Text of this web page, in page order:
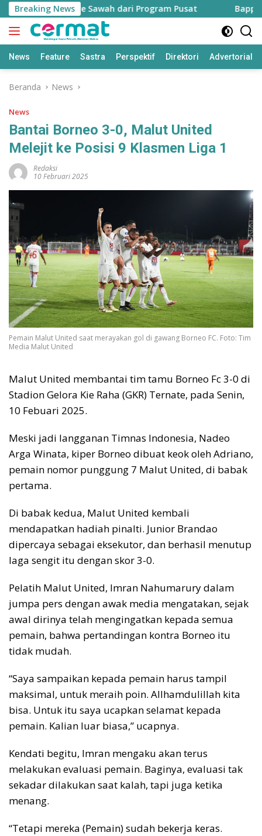
Langsung
ke
konten
Breaking News
Hektare Sawah dari Program Pusat
News Feature Sastra Perspektif Direktori Advertorial
Beranda News
News
Bantai Borneo 3-0, Malut United
Melejit ke Posisi 9 Klasmen Liga 1
Redaksi
10 Februari 2025
Pemain Malut United saat merayakan gol di gawang Borneo FC. Foto: Tim
Media Malut United
Malut United membantai tim tamu Borneo Fc 3-0 di
Stadion Gelora Kie Raha (GKR) Ternate, pada Senin,
10 Febuari 2025.
Meski jadi langganan Timnas Indonesia, Nadeo
Arga Winata, kiper Borneo dibuat keok oleh Adriano,
pemain nomor punggung 7 Malut United, di babak
pertama.
Di babak kedua, Malut United kembali
mendapatkan hadiah pinalti. Junior Brandao
dipercaya sebagai eksekutor, dan berhasil menutup
laga sengit itu dengan skor 3-0.
Pelatih Malut United, Imran Nahumarury dalam
jumpa pers dengan awak media mengatakan, sejak
awal dirinya telah mengingatkan kepada semua
pemain, bahwa pertandingan kontra Borneo itu
tidak mudah.
“Saya sampaikan kepada pemain harus tampil
maksimal, untuk meraih poin. Allhamdulillah kita
bisa. Untuk itu saya ucapkan selamat kepada
pemain. Kalian luar biasa,” ucapnya.
Kendati begitu, Imran mengaku akan terus
melakukan evaluasi pemain. Baginya, evaluasi tak
sekadar dilakukan saat kalah, tapi juga ketika
menang.
“Tetapi mereka (Pemain) sudah bekerja keras.